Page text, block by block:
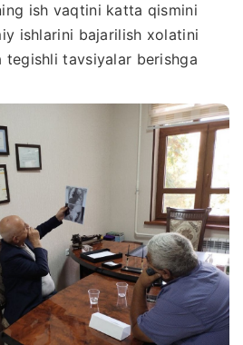
ish vaqtini katta qismini
ishlarini bajarilish xolatini
tegishli tavsiyalar berishga